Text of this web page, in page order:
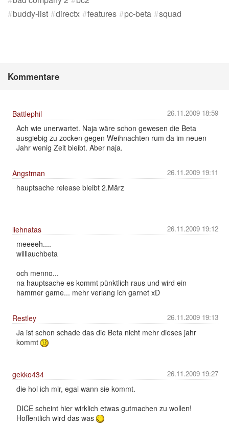
buddy-list
directx features pc-beta squad
Kommentare
26.11.2009 18:59
Battlephil
Ach wie unerwartet. Naja wäre schon gewesen die Beta
ausgiebig zu zocken gegen Weihnachten rum da im neuen
Jahr wenig Zeit bleibt. Aber naja.
26.11.2009 19:11
Angstman
hauptsache release bleibt 2.März
26.11.2009 19:12
liehnatas
meeeeh....
willlauchbeta
och menno...
na hauptsache es kommt pünktlich raus und wird ein
hammer game... mehr verlang ich garnet xD
26.11.2009 19:13
Restley
Ja ist schon schade das die Beta nicht mehr dieses jahr
kommt
26.11.2009 19:27
gekko434
die hol ich mir, egal wann sie kommt.
DICE scheint hier wirklich etwas gutmachen zu wollen!
Hoffentlich wird das was